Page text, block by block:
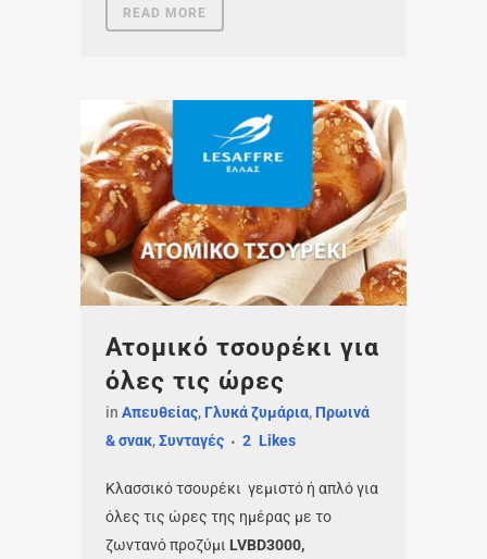
READ MORE
Ατομικό τσουρέκι για
όλες τις ώρες
in Απευθείας, Γλυκά ζυμάρια, Πρωινά
& σνακ,Συνταγές 2 Likes
Κλασσικό τσουρέκι γεμιστό ή απλό για
όλες τις ώρες της ημέρας με το
ζωντανό προζύμι LVBD3000,